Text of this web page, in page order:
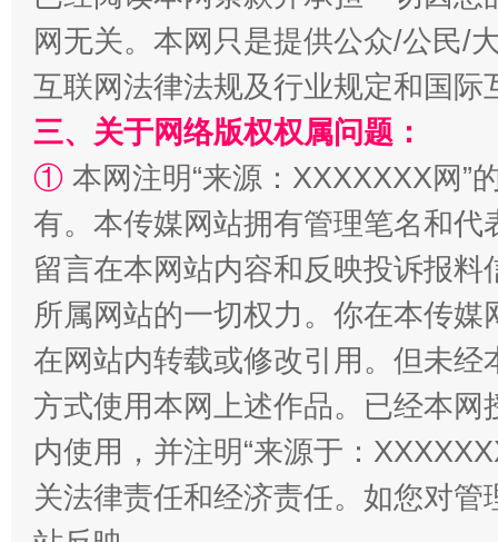
扯下公款旅游的“隐身衣”
“蜀中异人”王建安的艺术幻境
网无关。本网只是提供公众/公民/
互联网法律法规及行业规定和国
三、关于网络版权权属问题：
① 本网注明“来源：XXXXXXX网”
有。本传媒网站拥有管理笔名和
留言在本网站内容和反映投诉报
所属网站的一切权力。你在本传
在网站内转载或修改引用。但未
方式使用本网上述作品。已经本
内使用，并注明“来源于：
关法律责任和经济责任。如您对